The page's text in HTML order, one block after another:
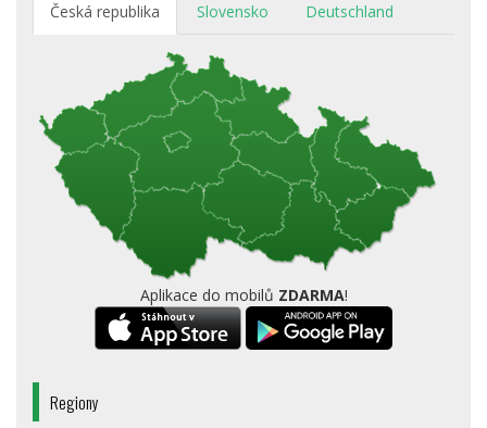
Česká republika Slovensko Deutschland
Aplikace do mobilů ZDARMA!
Regiony